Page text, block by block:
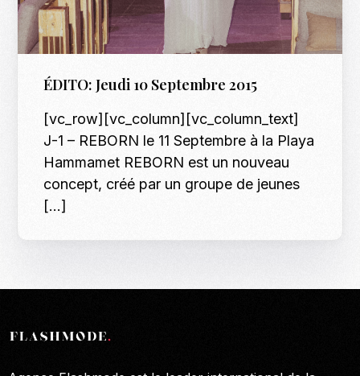
ÉDITO: Jeudi 10 Septembre 2015
[vc_row][vc_column][vc_column_text]
J-1 – REBORN le 11 Septembre à la Playa
Hammamet REBORN est un nouveau
concept, créé par un groupe de jeunes
[…]